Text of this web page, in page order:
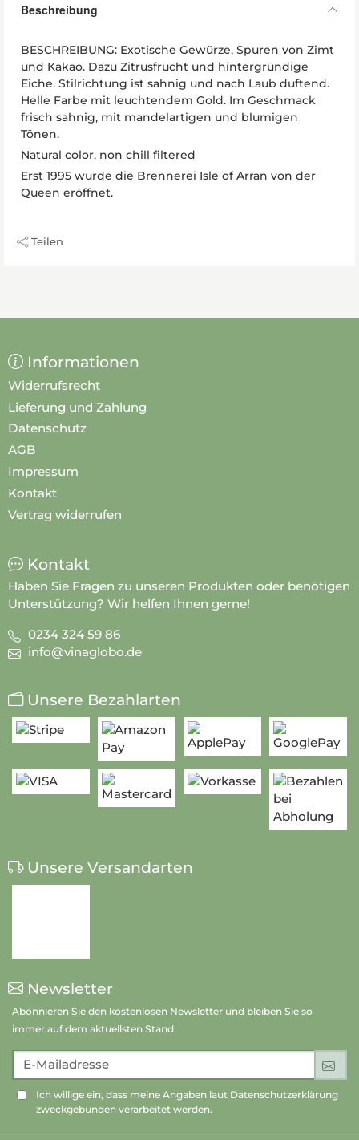
Beschreibung
BESCHREIBUNG: Exotische Gewürze, Spuren von Zimt
und Kakao. Dazu Zitrusfrucht und hintergründige
Eiche. Stilrichtung ist sahnig und nach Laub duftend.
Helle Farbe mit leuchtendem Gold. Im Geschmack
frisch sahnig, mit mandelartigen und blumigen
Tönen.
Natural color, non chill filtered
Erst 1995 wurde die Brennerei Isle of Arran von der
Queen eröffnet.
Teilen
Informationen
Widerrufsrecht
Lieferung und Zahlung
Datenschutz
AGB
Impressum
Vertrag widerrufen
Kontakt
Haben Sie Fragen zu unseren Produkten oder benötigen
Unterstützung? Wir helfen Ihnen gerne!
info@vinaglobo.de
Unsere Bezahlarten
Newsletter
Abonnieren Sie den kostenlosen Newsletter und bleiben Sie so
immer auf dem aktuellsten Stand.
E-Mailadresse
Ich willige ein, dass meine Angaben laut Datenschutzerklärung
zweckgebunden verarbeitet werden.